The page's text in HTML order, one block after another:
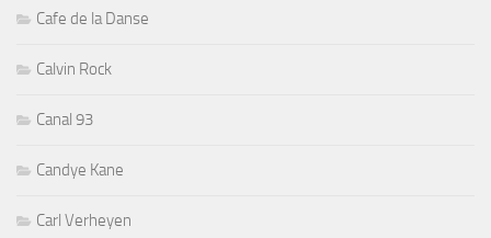
Cafe de la Danse
Calvin Rock
Canal 93
Candye Kane
Carl Verheyen